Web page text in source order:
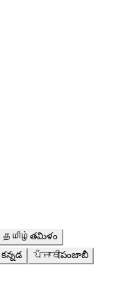
தமிழ் తమిళం
కన్నడ ਪੰਜਾਬੀపంజాబీ